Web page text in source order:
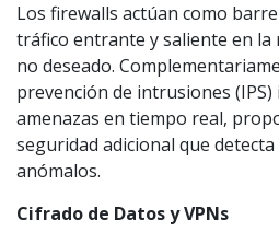
Los firewalls actúan como
tráfico entrante y saliente en
no deseado.
prevención de intrusiones
amenazas en tiempo real,
seguridad adicional que
anómalos.
Cifrado de Datos y VPNs